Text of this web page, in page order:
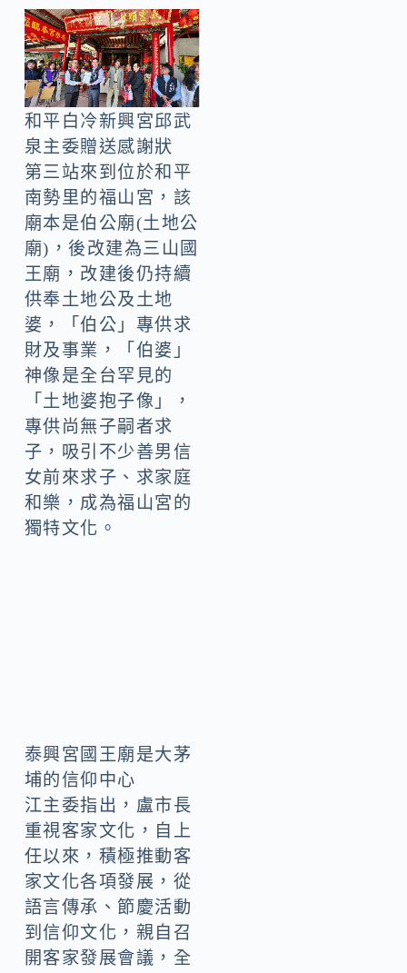
和平白冷新興宮邱武
泉主委贈送感謝狀
第三站來到位於和平
南勢里的福山宮，該
廟本是伯公廟(土地公
廟)，後改建為三山國
王廟，改建後仍持續
供奉土地公及土地
婆，「伯公」專供求
財及事業，「伯婆」
神像是全台罕見的
「土地婆抱子像」，
專供尚無子嗣者求
子，吸引不少善男信
女前來求子、求家庭
和樂，成為福山宮的
獨特文化。
重視客家文化，自上
任以來，積極推動客
家文化各項發展，從
語言傳承、節慶活動
到信仰文化，親自召
開客家發展會議，全
方位落實跨局處會共
同推動。台中擁有全
台第三大客家人口，